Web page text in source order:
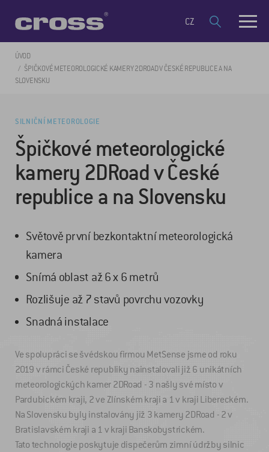
CZ
ÚVOD
ŠPIČKOVÉ METEOROLOGICKÉ KAMERY 2DROAD V ČESKÉ REPUBLICE A NA
SLOVENSKU
SILNIČNÍ METEOROLOGIE
Špičkové meteorologické
kamery 2DRoad v České
republice a na Slovensku
Světově první bezkontaktní meteorologická
kamera
Snímá oblast až 6 x 6 metrů
Rozlišuje až 7 stavů povrchu vozovky
Snadná instalace
Ve spolupráci se švédskou firmou MetSense jsme od roku
2019 v rámci České republiky nainstalovali již 6 unikátních
meteorologických kamer 2DRoad - 3 našly své místo v
Pardubickém kraji, 2 ve Zlínském kraji a 1 v kraji Libereckém.
Na Slovensku byly instalovány již 3 kamery 2DRoad - 2 v
Bratislavském kraji a 1 v kraji Banskobystrickém.
Tato technologie poskytuje dispečerům zimní údržby silnic